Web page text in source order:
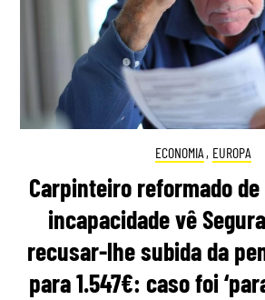
ECONOMIA , EUROPA
Carpinteiro reformado de
incapacidade vê
recusar-lhe subida da
para 1.547€: caso foi